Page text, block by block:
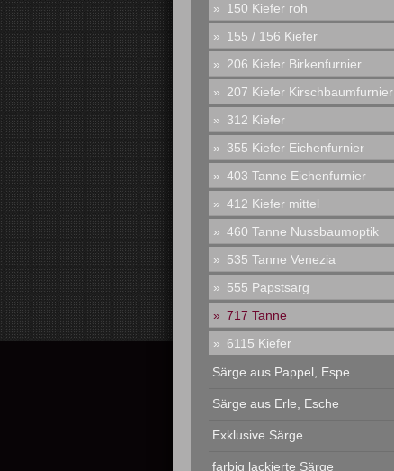
150 Kiefer roh
155 / 156 Kiefer
206 Kiefer Birkenfurnier
207 Kiefer Kirschbaumfurnier
312 Kiefer
355 Kiefer Eichenfurnier
403 Tanne Eichenfurnier
412 Kiefer mittel
460 Tanne Nussbaumoptik
535 Tanne Venezia
555 Papstsarg
717 Tanne
6115 Kiefer
Särge aus Pappel, Espe
Särge aus Erle, Esche
Exklusive Särge
farbig lackierte Särge